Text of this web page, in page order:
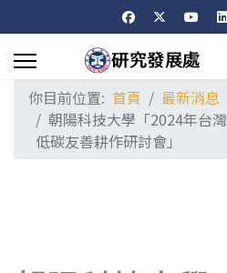
你目前位置: 首頁
最新消息
朝陽科技大學「2024年台
低碳友善耕作研討會」